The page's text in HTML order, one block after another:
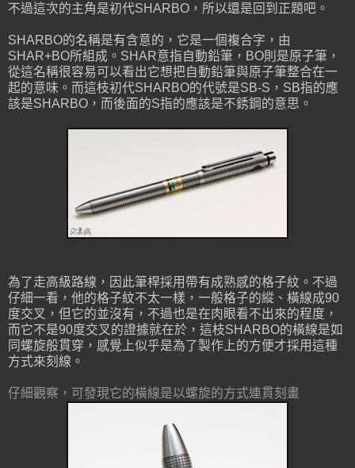
不過這次的主角是初代SHARBO，所以還是回到正題吧。
SHARBO的名稱是有含意的，它是一個複合字，由
SHAR+BO所組成。SHAR意指自動鉛筆，BO則是原子筆，
從這名稱很容易可以看出它想把自動鉛筆與原子筆整合在一
起的意味。而這枝初代SHARBO的代號是SB-S，SB指的應
該是SHARBO，而後面的S指的應該是不銹鋼的意思。
為了走高級路線，因此筆桿採用帶有成熟感的格子紋。不過
仔細一看，他的格子紋不太一樣，一般格子的縱、橫線成90
度交叉，但它的並沒有，不過也是在肉眼看不出來的程度，
而它不是90度交叉的證據就在於，這枝SHARBO的橫線是如
同螺旋般貫穿，感覺上似乎是為了製作上的方便才採用這種
方式來刻線。
仔細觀察，可發現它的橫線是以螺旋的方式連貫刻畫